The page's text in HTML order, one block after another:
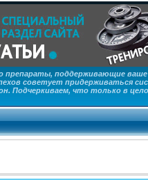
поддерживающие
советует придерживаться
Подчеркиваем, что только в